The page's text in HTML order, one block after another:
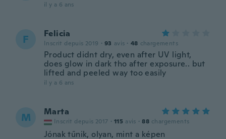
il y a 6 ans
F Felicia
Inscrit depuis 2019 · 93 avis · 48 chargements
Product didnt dry, even after UV light,
does glow in dark tho after exposure.. but
lifted and peeled way too easily
il y a 6 ans
M Marta
Inscrit depuis 2017 · 115 avis · 88 chargements
Jónak tűnik, olyan, mint a képen